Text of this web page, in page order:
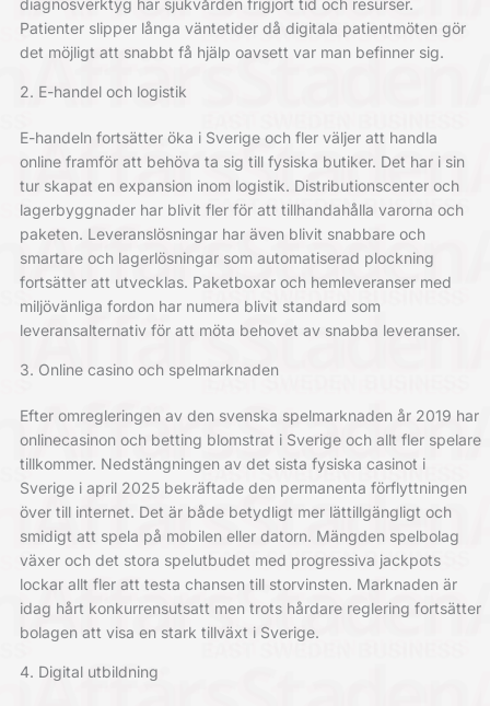
diagnosverktyg har sjukvården frigjort tid och resurser.
Patienter slipper långa väntetider då digitala patientmöten gör
det möjligt att snabbt få hjälp oavsett var man befinner sig.
2. E-handel och logistik
E-handeln fortsätter öka i Sverige och fler väljer att handla
online framför att behöva ta sig till fysiska butiker. Det har i sin
tur skapat en expansion inom logistik. Distributionscenter och
lagerbyggnader har blivit fler för att tillhandahålla varorna och
paketen. Leveranslösningar har även blivit snabbare och
smartare och lagerlösningar som automatiserad plockning
fortsätter att utvecklas. Paketboxar och hemleveranser med
miljövänliga fordon har numera blivit standard som
leveransalternativ för att möta behovet av snabba leveranser.
3. Online casino och spelmarknaden
Efter omregleringen av den svenska spelmarknaden år 2019 har
onlinecasinon och betting blomstrat i Sverige och allt fler spelare
tillkommer. Nedstängningen av det sista fysiska casinot i
Sverige i april 2025 bekräftade den permanenta förflyttningen
över till internet. Det är både betydligt mer lättillgängligt och
smidigt att spela på mobilen eller datorn. Mängden spelbolag
växer och det stora spelutbudet med progressiva jackpots
lockar allt fler att testa chansen till storvinsten. Marknaden är
idag hårt konkurrensutsatt men trots hårdare reglering fortsätter
bolagen att visa en stark tillväxt i Sverige.
4. Digital utbildning